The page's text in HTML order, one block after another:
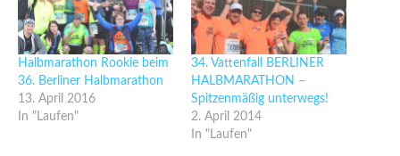
Halbmarathon Rookie beim
36. Berliner Halbmarathon
13. April 2016
In "Laufen"
34. Vattenfall BERLINER
HALBMARATHON –
Spitzenmäßig unterwegs!
2. April 2014
In "Laufen"